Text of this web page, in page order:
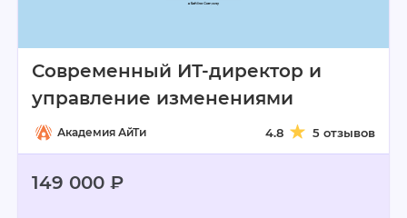
Современный ИТ-директор и
управление изменениями
Академия АйТи 4.8 5 отзывов
149 000 ₽